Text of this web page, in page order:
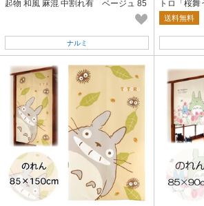
起物 和風 麻混 中割れ有 ベージュ 85
ナルミ
トロ「桜
送料無料